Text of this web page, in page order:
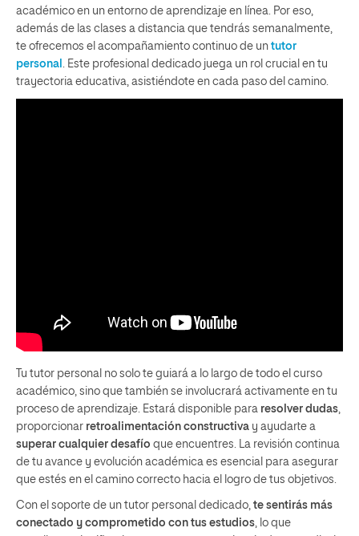
académico en un entorno de aprendizaje en línea. Por eso,
además de las clases a distancia que tendrás semanalmente,
te ofrecemos el acompañamiento continuo de un tutor
personal
. Este profesional dedicado juega un rol crucial en tu
trayectoria educativa, asistiéndote en cada paso del camino.
Tu tutor personal no solo te guiará a lo largo de todo el curso
académico, sino que también se involucrará activamente en tu
proceso de aprendizaje. Estará disponible para resolver dudas
proporcionar retroalimentación constructiva y ayudarte a
superar cualquier desafío que encuentres. La revisión continua
de tu avance y evolución académica es esencial para asegurar
que estés en el camino correcto hacia el logro de tus objetivos.
Con el soporte de un tutor personal dedicado, te sentirás más
conectado y comprometido con tus estudios , lo que